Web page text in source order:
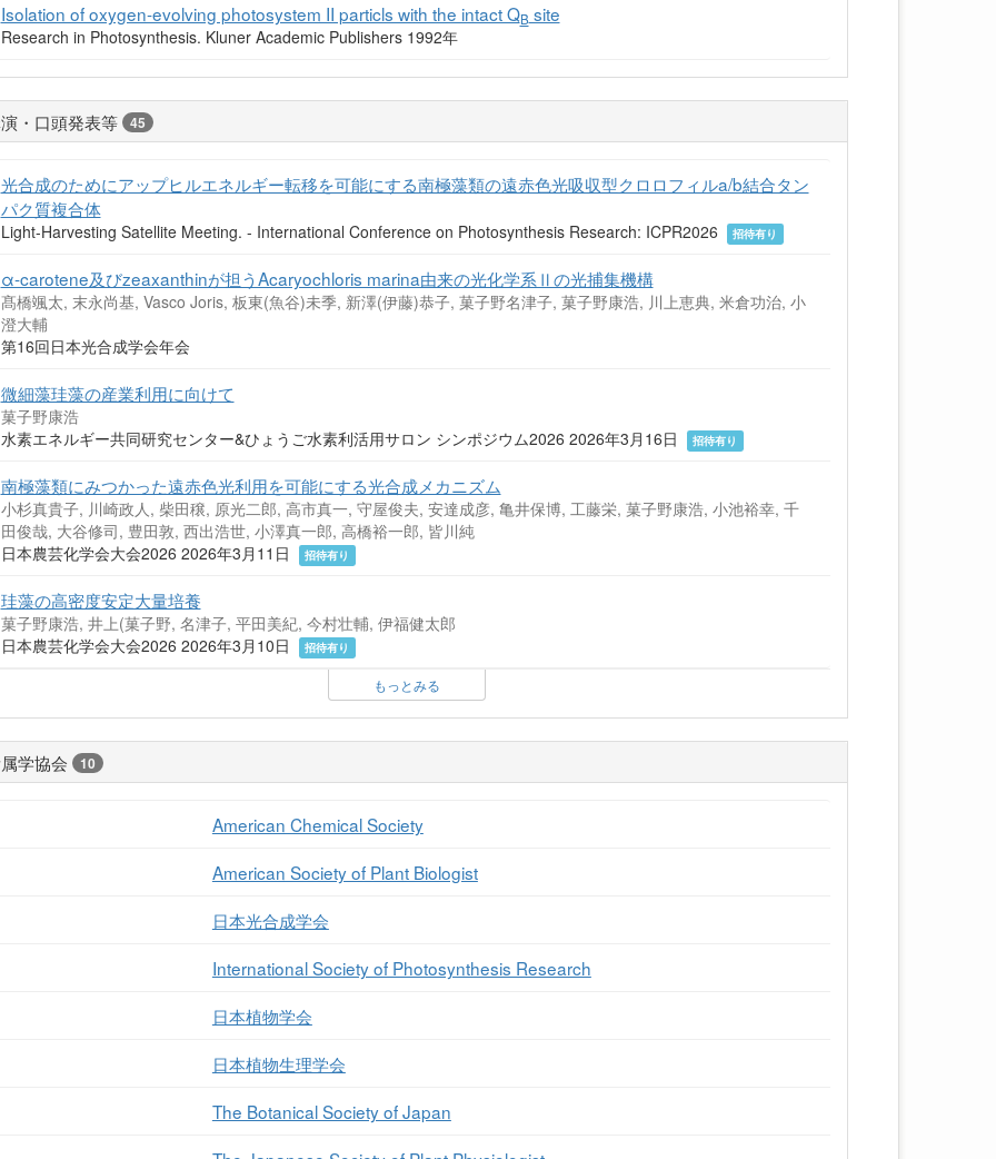
Isolation of oxygen-evolving photosystem II particls with the intact QB site
Research in Photosynthesis. Kluner Academic Publishers 1992年
・口頭発表等 45
光合成のためにアップヒルエネルギー転移を可能にする南極藻類の遠赤色光吸収型クロロフィルa/b結合タン
パク質複合体
Light-Harvesting Satellite Meeting. - International Conference on Photosynthesis Research: ICPR2026 招待有り
α-carotene及びzeaxanthinが担うAcaryochloris marina由来の光化学系Ⅱの光捕集機構
髙橋颯太, 末永尚基, Vasco Joris, 板東(魚谷)未季, 新澤(伊藤)恭子, 菓子野名津子, 菓子野康浩, 川上恵典, 米倉功治, 小
澄大輔
第16回日本光合成学会年会
微細藻珪藻の産業利用に向けて
菓子野康浩
水素エネルギー共同研究センター&ひょうご水素利活用サロン シンポジウム2026 2026年3月16日
招待有り
南極藻類にみつかった遠赤色光利用を可能にする光合成メカニズム
小杉真貴子, 川崎政人, 柴田穣, 原光二郎, 高市真一, 守屋俊夫, 安達成彦, 亀井保博, 工藤栄, 菓子野康浩, 小池裕幸, 千
田俊哉, 大谷修司, 豊田敦, 西出浩世, 小澤真一郎, 高橋裕一郎, 皆川純
日本農芸化学会大会2026 2026年3月11日
招待有り
珪藻の高密度安定大量培養
菓子野康浩, 井上(菓子野, 名津子, 平田美紀, 今村壮輔, 伊福健太郎
日本農芸化学会大会2026 2026年3月10日
招待有り
もっとみる
学協会 10
American Chemical Society
American Society of Plant Biologist
日本光合成学会
International Society of Photosynthesis Research
日本植物学会
日本植物生理学会
The Botanical Society of Japan